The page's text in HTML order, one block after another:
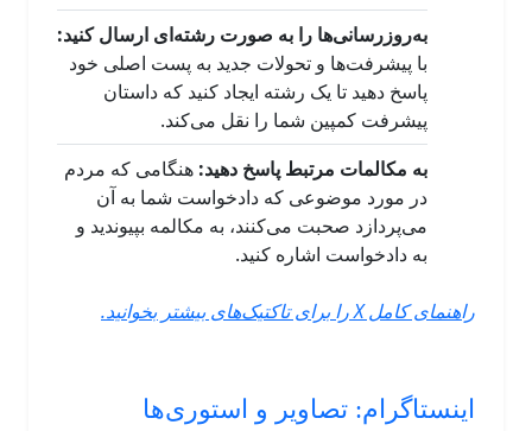
به‌روز‌رسانی‌ها را به صورت رشته‌ای ارسال کنید:
با پیشرفت‌ها و تحولات جدید به پست اصلی خود
پاسخ دهید تا یک رشته ایجاد کنید که داستان
پیشرفت کمپین شما را نقل می‌کند.
به مکالمات مرتبط پاسخ دهید: هنگامی که مردم
در مورد موضوعی که دادخواست شما به آن
می‌پردازد صحبت می‌کنند، به مکالمه بپیوندید و
به دادخواست اشاره کنید.
راهنمای کامل X را برای تاکتیک‌های بیشتر بخوانید.
اینستاگرام: تصاویر و استوری‌ها